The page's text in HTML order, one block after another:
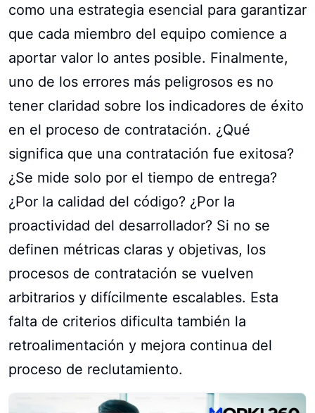
como una estrategia esencial para garantizar
que cada miembro del equipo comience a
aportar valor lo antes posible. Finalmente,
uno de los errores más peligrosos es no
tener claridad sobre los indicadores de éxito
en el proceso de contratación. ¿Qué
significa que una contratación fue exitosa?
¿Se mide solo por el tiempo de entrega?
¿Por la calidad del código? ¿Por la
proactividad del desarrollador? Si no se
definen métricas claras y objetivas, los
procesos de contratación se vuelven
arbitrarios y difícilmente escalables. Esta
falta de criterios dificulta también la
retroalimentación y mejora continua del
proceso de reclutamiento.